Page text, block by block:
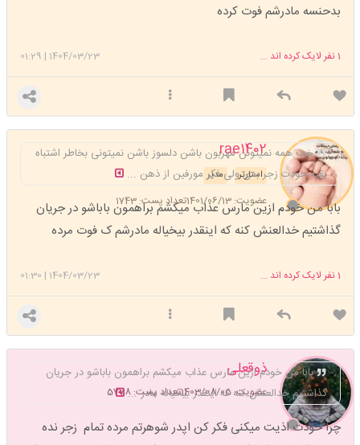
بدحنسه مادرشم فوت کرده
1404/03/23
|
01:29 1نفر لایک کرده اند ...
rae1402
مدیر استارتر
عضویت: 1401/06/13 تعداد پست: 1743
خب همه نمیتونن مهربون باشن دلسوز باشن نمیتونی بخاطر اشتباه
بقیه خودت زجر بدی ولی فکر مورفین از ذهن ...
بابا من خودم ازین مارس عذاب میکشم براهمون باباشو در جریان
گذاشتیم خدالعنش کنه که اینقدر بیخیاله مادرشم ک فوت مرده
1404/03/23
|
01:30 1نفر لایک کرده اند ...
ذوقعلی
عضویت: 1403/08/05 تعداد پست: 5778
بابا من خودم ازین مارس عذاب میکشم براهمون باباشو در جریان
گذاشتیم خدالعنش کنه که اینقدر بیخیاله مادر ...
چرا خودت اذیت میکنی فکر کن اپدر شوهرتم مرده تمام زجر نده